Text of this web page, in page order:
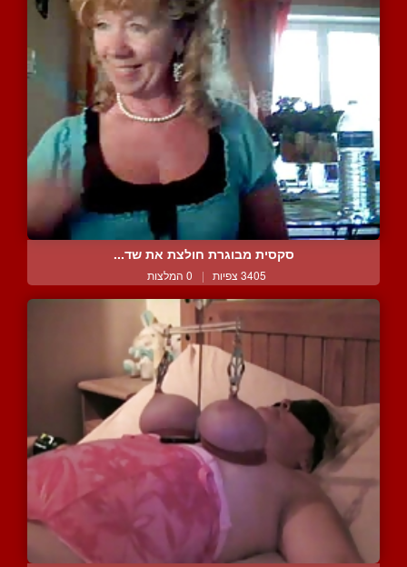
סקסית מבוגרת חולצת את שד...
3405 צפיות | 0 המלצות